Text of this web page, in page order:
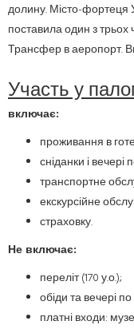
долину.Місто-фортеця
поставила один з трьох
Трансфер в аеропорт.
Участь у
включає:
проживання в
сніданки і вечері
транспортне
екскурсійне
страховку.
Не включає:
переліт (170 у.о.);
обіди та вечері
платні входи: